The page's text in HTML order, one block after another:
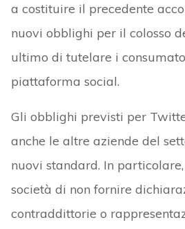
a costituire il precedente
nuovi obblighi per il colosso
ultimo di tutelare i
piattaforma social.
Gli obblighi previsti per
anche le altre aziende del
nuovi standard. In
società di non fornire
contraddittorie o